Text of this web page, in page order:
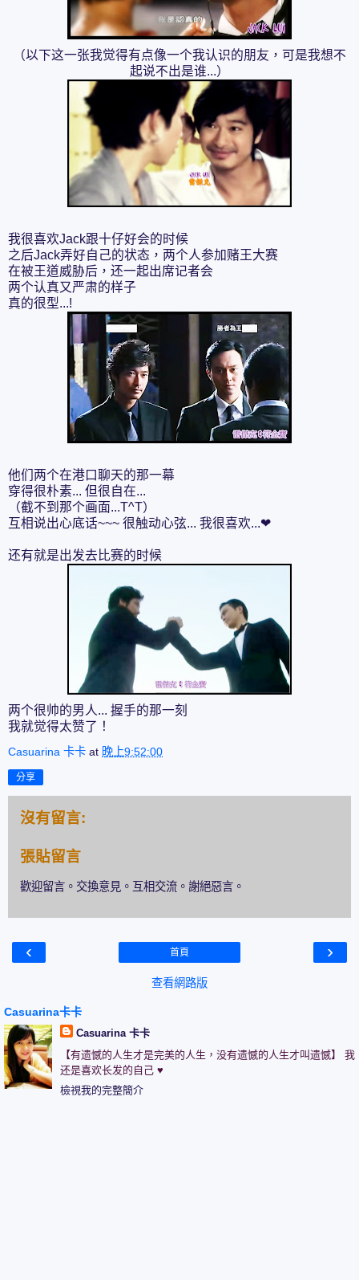
（以下这一张我觉得有点像一个我认识的朋友，可是我想不
起说不出是谁...）
我很喜欢Jack跟十仔好会的时候
之后Jack弄好自己的状态，两个人参加赌王大赛
在被王道威胁后，还一起出席记者会
两个认真又严肃的样子
真的很型...!
他们两个在港口聊天的那一幕
穿得很朴素... 但很自在...
（截不到那个画面...T^T）
互相说出心底话~~~ 很触动心弦... 我很喜欢...❤
还有就是出发去比赛的时候
两个很帅的男人... 握手的那一刻
我就觉得太赞了！
Casuarina 卡卡 at 晚上9:52:00
分享
沒有留言:
張貼留言
歡迎留言。交換意見。互相交流。謝絕惡言。
‹ ›
首頁
查看網路版
Casuarina卡卡
Casuarina 卡卡
【有遗憾的人生才是完美的人生，没有遗憾的人生才叫遗憾】 我
还是喜欢长发的自己 ♥
檢視我的完整簡介